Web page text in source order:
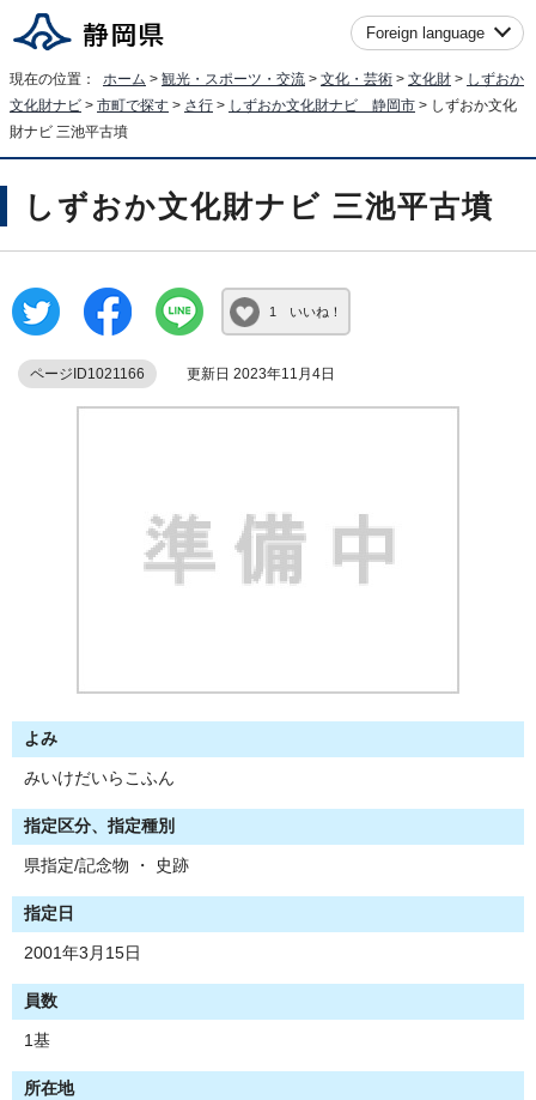
Foreign language
現在の位置： ホーム > 観光・スポーツ・交流 > 文化・芸術 > 文化財 > しずおか
文化財ナビ > 市町で探す > さ行 > しずおか文化財ナビ 静岡市 > しずおか文化
財ナビ 三池平古墳
しずおか文化財ナビ 三池平古墳
1 いいね！
ページID1021166 更新日 2023年11月4日
よみ
みいけだいらこふん
指定区分、指定種別
県指定/記念物 ・ 史跡
指定日
2001年3月15日
員数
1基
所在地